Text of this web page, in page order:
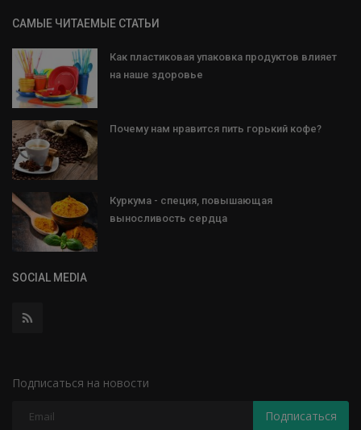
САМЫЕ ЧИТАЕМЫЕ СТАТЬИ
Как пластиковая упаковка продуктов влияет
на наше здоровье
Почему нам нравится пить горький кофе?
Куркума - специя, повышающая
выносливость сердца
SOCIAL MEDIA
Подписаться на новости
Подписаться